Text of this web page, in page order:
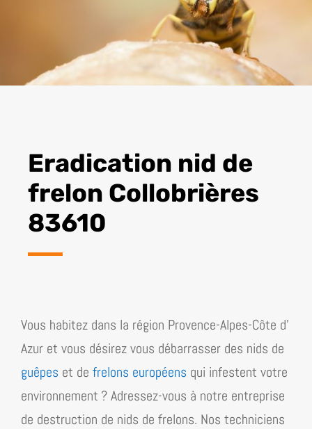
Eradication nid de
frelon Collobrières
83610
Vous habitez dans la région Provence-Alpes-Côte d’​
Azur et vous désirez vous débarrasser des nids de
guêpes et de frelons européens qui infestent votre
environnement ? Adressez-vous à notre entreprise
de destruction de nids de frelons. Nos techniciens